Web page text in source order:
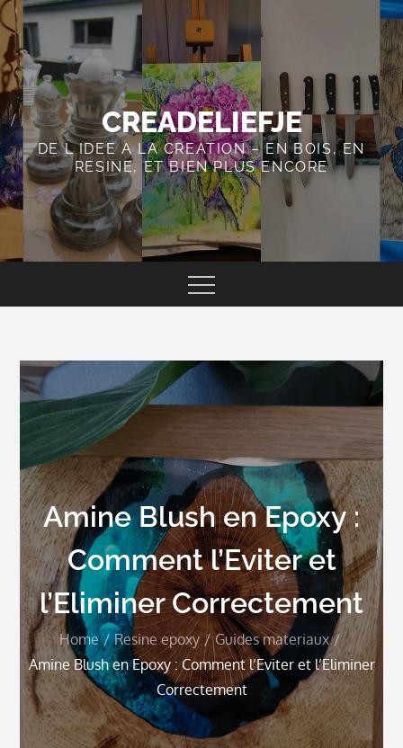
Skip
to
content
CREADELIEFJE
DE L IDEE A LA CREATION – EN BOIS, EN
RESINE, ET BIEN PLUS ENCORE
Amine Blush en Epoxy :
Comment l’Eviter et
l’Eliminer Correctement
Home Resine epoxy
Guides materiaux
Amine Blush en Epoxy : Comment l’Eviter et l’Eliminer
Correctement